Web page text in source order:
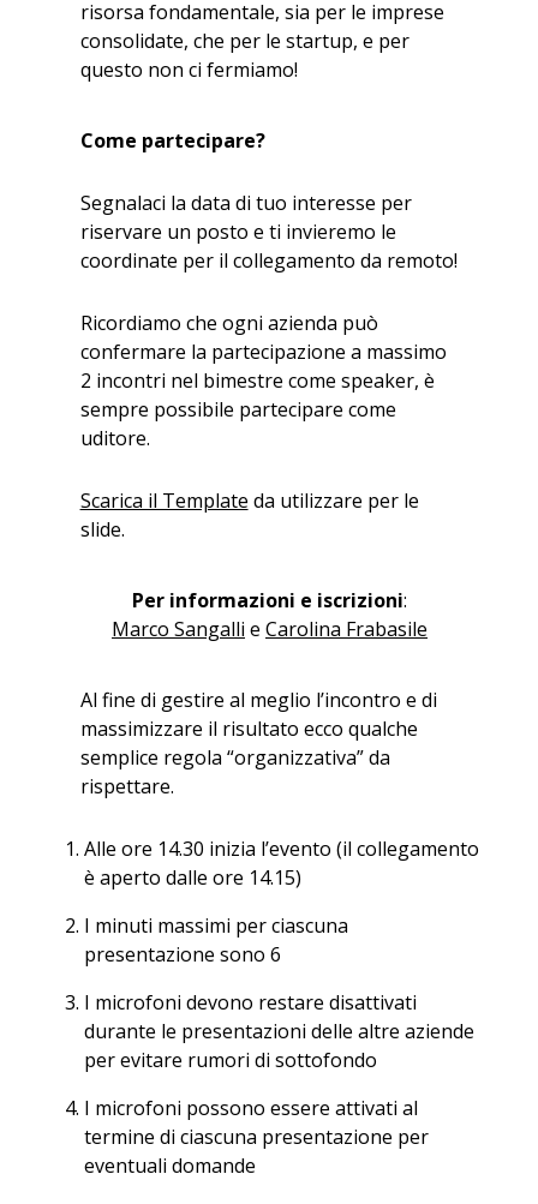
risorsa fondamentale, sia per le imprese
consolidate, che per le startup, e per
questo non ci fermiamo!
Come partecipare?
Segnalaci la data di tuo interesse per
riservare un posto e ti invieremo le
coordinate per il collegamento da remoto!
Ricordiamo che ogni azienda può
confermare la partecipazione a massimo
2 incontri nel bimestre come speaker, è
sempre possibile partecipare come
uditore.
Scarica il Template da utilizzare per le
slide.
Per informazioni e iscrizioni:
Marco Sangalli e Carolina Frabasile
Al fine di gestire al meglio l’incontro e di
massimizzare il risultato ecco qualche
semplice regola “organizzativa” da
rispettare.
Alle ore 14.30 inizia l’evento (il collegamento
è aperto dalle ore 14.15)
I minuti massimi per ciascuna
presentazione sono 6
I microfoni devono restare disattivati
durante le presentazioni delle altre aziende
per evitare rumori di sottofondo
I microfoni possono essere attivati al
termine di ciascuna presentazione per
eventuali domande